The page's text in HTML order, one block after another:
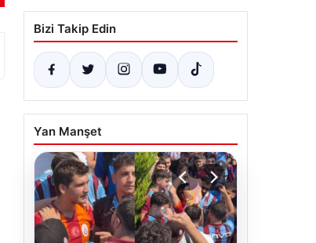
Bizi Takip Edin
Yan Manşet